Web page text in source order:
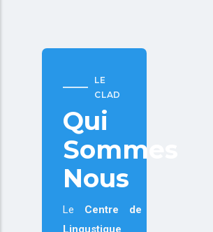
LE
CLAD
Qui
Sommes
Nous
Le Centre de
Lingustique